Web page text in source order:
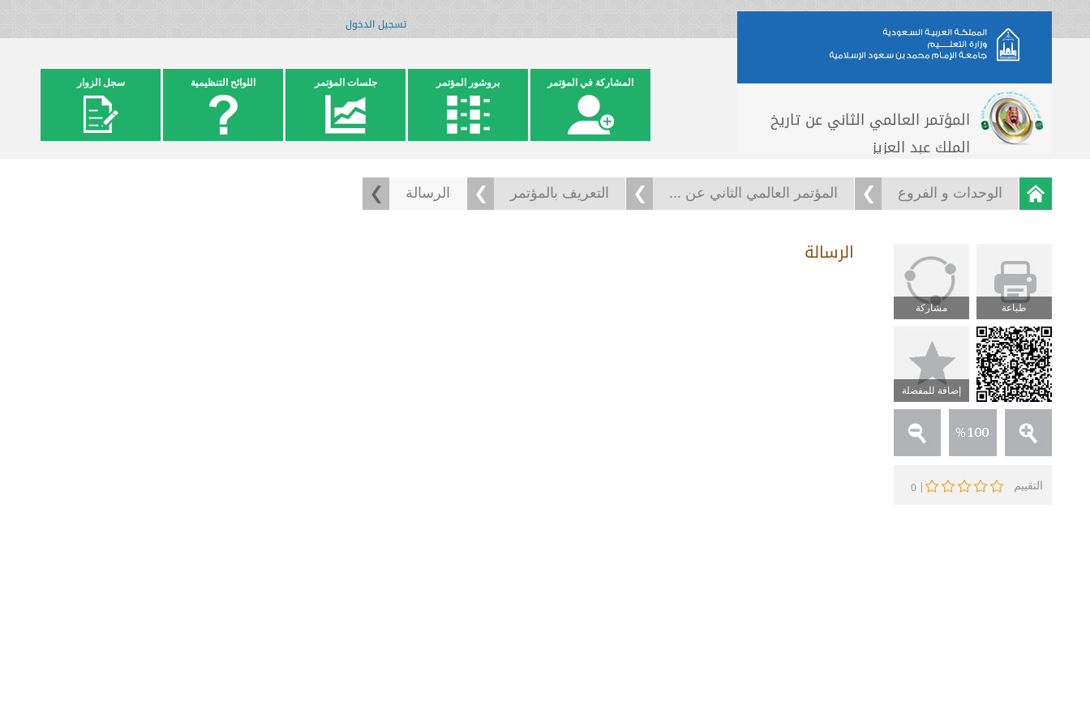
تسجيل الدخول
المؤتمر العالمي الثاني عن تاريخ
الملك عبد العزيز
المشاركة في المؤتمر بروشور المؤتمر جلسات المؤتمر اللوائح التنظيمية سجل الزوار
الوحدات و الفروع المؤتمر العالمي الثاني عن ... التعريف بالمؤتمر الرسالة
طباعة مشاركة
إضافة للمفضلة
التقييم |
0
الرسالة